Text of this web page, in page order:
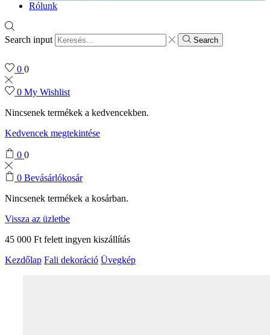
Rólunk
Search input Search
0 0
0 My Wishlist
Nincsenek termékek a kedvencekben.
Kedvencek megtekintése
0 0
0 Bevásárlókosár
Nincsenek termékek a kosárban.
Vissza az üzletbe
45 000 Ft felett ingyen kiszállítás
Kezdőlap Fali dekoráció Üvegkép